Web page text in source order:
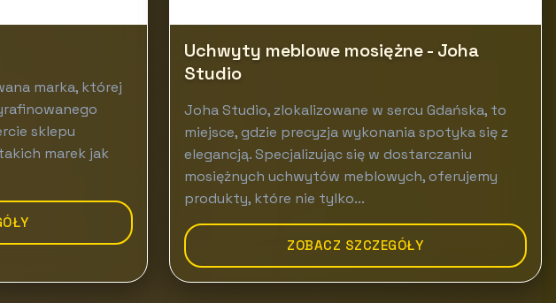
marka, której
sklepu
marek jak
Uchwyty meblowe mosiężne - Joha
Studio
Joha Studio, zlokalizowane w sercu Gdańska, to
miejsce, gdzie precyzja wykonania spotyka się z
elegancją. Specjalizując się w dostarczaniu
mosiężnych uchwytów meblowych, oferujemy
produkty, które nie tylko...
ZOBACZ SZCZEGÓŁY